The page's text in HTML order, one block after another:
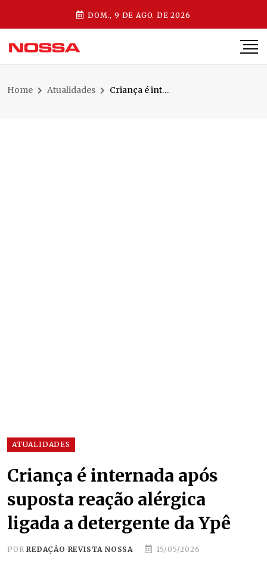
DOM., 9 DE AGO. DE 2026
Home Atualidades Criança é internada após suposta reação alérgica ligada a detergente da Ypê
ATUALIDADES
Criança é internada após
suposta reação alérgica
ligada a detergente da Ypê
PORREDAÇÃO REVISTA NOSSA 15/05/2026